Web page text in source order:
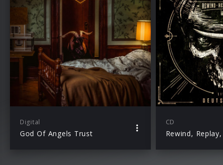
Digital
God Of Angels Trust
CD